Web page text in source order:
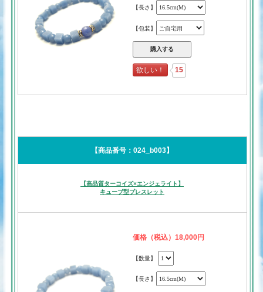
【長さ】
【包装】
欲しい！ 15
【商品番号：024_b003】
【高品質ターコイズ×エンジェライト】
キューブ型ブレスレット
価格（税込）18,000円
【数量】
【長さ】